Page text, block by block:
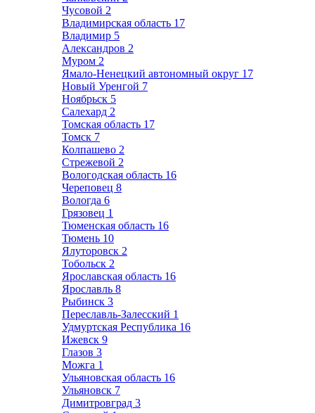
Чусовой 2
Владимирская область 17
Владимир 5
Александров 2
Муром 2
Ямало-Ненецкий автономный округ 17
Новый Уренгой 7
Ноябрьск 5
Салехард 2
Томская область 17
Томск 7
Колпашево 2
Стрежевой 2
Вологодская область 16
Череповец 8
Вологда 6
Грязовец 1
Тюменская область 16
Тюмень 10
Ялуторовск 2
Тобольск 2
Ярославская область 16
Ярославль 8
Рыбинск 3
Переславль-Залесский 1
Удмуртская Республика 16
Ижевск 9
Глазов 3
Можга 1
Ульяновская область 16
Ульяновск 7
Димитровград 3